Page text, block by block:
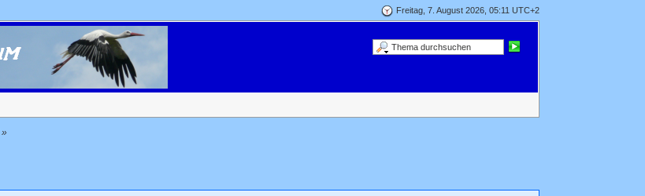
Freitag, 7. August 2026, 05:11 UTC+2
»